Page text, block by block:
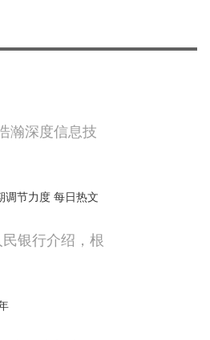
瀚深度信息技
调节力度 每日热文
银行介绍，根